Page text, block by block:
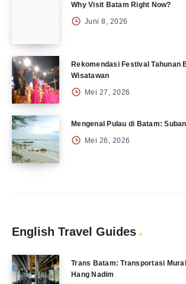
Why Visit Batam Right Now?
Juni 8, 2026
Rekomendasi Festival Tahunan
Wisatawan
Mei 27, 2026
Mengenal Pulau di Batam:
Mei 26, 2026
English Travel Guides
Trans Batam: Transportasi
Hang Nadim